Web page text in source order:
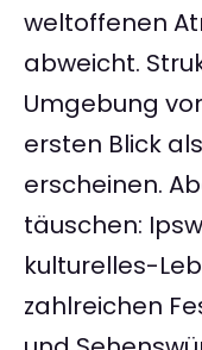
weltoffenen
abweicht.
Umgebung
ersten Blick
erscheinen.
täuschen:
kulturelles-
zahlreichen